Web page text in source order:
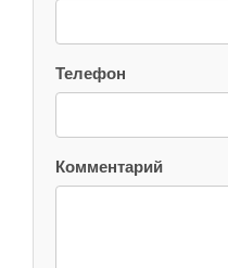
Телефон
Комментарий